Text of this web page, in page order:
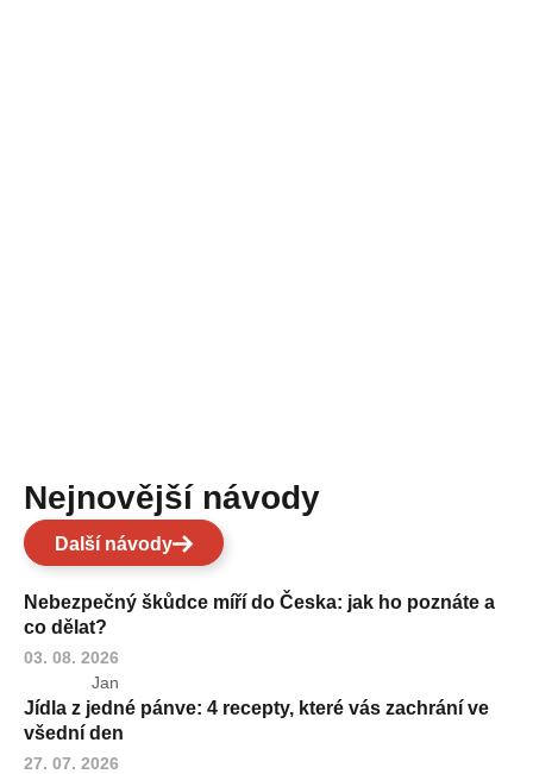
Nejnovější návody
Další návody
Nebezpečný škůdce míří do Česka: jak ho poznáte a
co dělat?
03. 08. 2026
Jan
Jídla z jedné pánve: 4 recepty, které vás zachrání ve
všední den
27. 07. 2026